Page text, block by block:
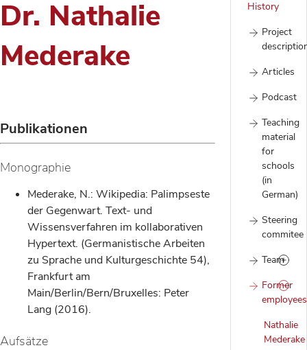
History
Project
Articles
Podcast
Teaching
material
for
schools
(in
German)
Steering
commitee
Team
Former
employees
Nathalie
Mederake
Dr. Nathalie
Mederake
Publikationen
Monographie
Mederake, N.: Wikipedia: Palimpseste
der Gegenwart. Text- und
Wissensverfahren im kollaborativen
Hypertext. (Germanistische Arbeiten
zu Sprache und Kulturgeschichte 54),
Frankfurt am
Main/Berlin/Bern/Bruxelles: Peter
Lang (2016).
Aufsätze